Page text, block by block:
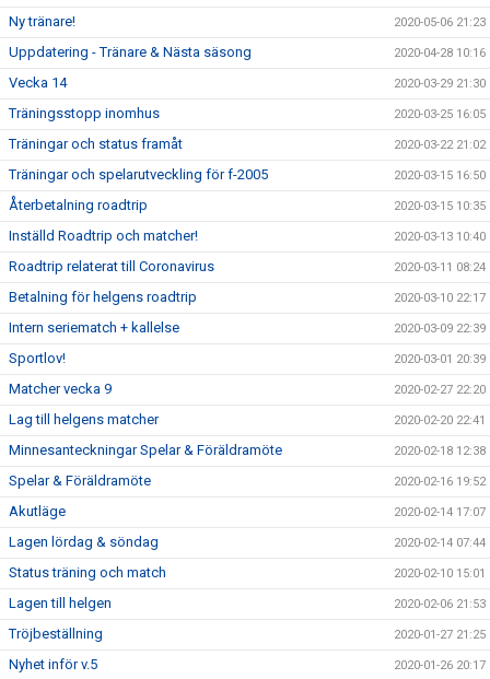
Ny tränare! 2020-05-06 21:23
Uppdatering - Tränare & Nästa säsong 2020-04-28 10:16
Vecka 14 2020-03-29 21:30
Träningsstopp inomhus 2020-03-25 16:05
Träningar och status framåt 2020-03-22 21:02
Träningar och spelarutveckling för f-2005 2020-03-15 16:50
Återbetalning roadtrip 2020-03-15 10:35
Inställd Roadtrip och matcher! 2020-03-13 10:40
Roadtrip relaterat till Coronavirus 2020-03-11 08:24
Betalning för helgens roadtrip 2020-03-10 22:17
Intern seriematch + kallelse 2020-03-09 22:39
Sportlov! 2020-03-01 20:39
Matcher vecka 9 2020-02-27 22:20
Lag till helgens matcher 2020-02-20 22:41
Minnesanteckningar Spelar & Föräldramöte 2020-02-18 12:38
Spelar & Föräldramöte 2020-02-16 19:52
Akutläge 2020-02-14 17:07
Lagen lördag & söndag 2020-02-14 07:44
Status träning och match 2020-02-10 15:01
Lagen till helgen 2020-02-06 21:53
Tröjbeställning 2020-01-27 21:25
Nyhet inför v.5 2020-01-26 20:17